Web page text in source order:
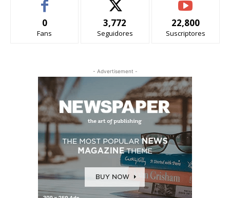
0
Fans
3,772
Seguidores
22,800
Suscriptores
- Advertisement -